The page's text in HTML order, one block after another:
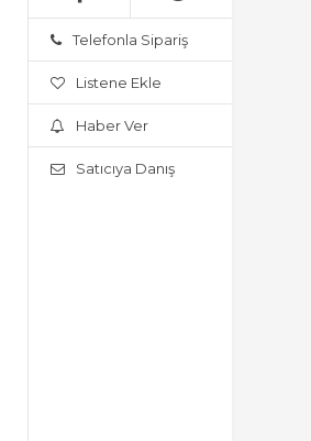
Telefonla Sipariş
Listene Ekle
Haber Ver
Satıcıya Danış